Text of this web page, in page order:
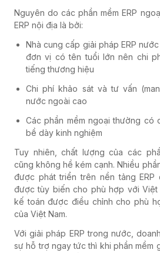
Nguyên do các phần mềm ERP
ERP nội địa là bởi:
Nhà cung cấp giải pháp ERP
đơn vị có tên tuổi lớn nên chi
tiếng thương hiệu
Chi phí khảo sát và tư vấn
nước ngoài cao
Các phần mềm ngoại thường có
bề dày kinh nghiệm
Tuy nhiên, chất lượng của các
cũng không hề kém cạnh. Nhiều
được phát triển trên nền tảng
được tùy biến cho phù hợp với Việt
kế toán được điều chỉnh cho phù
của Việt Nam.
Với giải pháp ERP trong nước,
sự hỗ trợ ngay tức thì khi phần mềm